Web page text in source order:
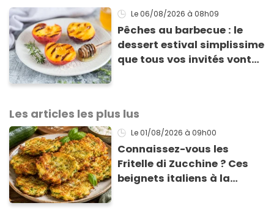
Le 06/08/2026 à 08h09
Pêches au barbecue : le
dessert estival simplissime
que tous vos invités vont
Les articles les plus lus
Le 01/08/2026 à 09h00
Connaissez-vous les
Fritelle di Zucchine ? Ces
beignets italiens à la